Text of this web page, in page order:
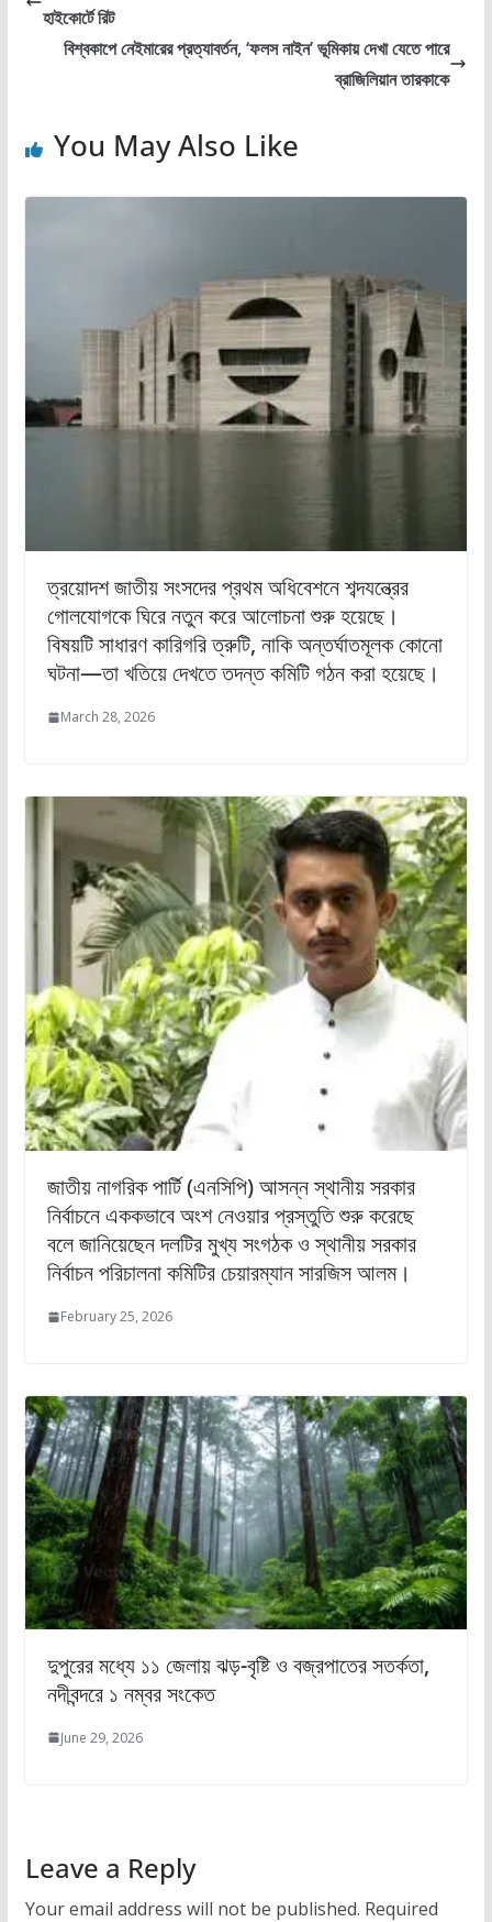
হাইকোর্টে রিট
বিশ্বকাপে নেইমারের প্রত্যাবর্তন, ‘ফলস নাইন’ ভূমিকায় দেখা যেতে পারে
ব্রাজিলিয়ান তারকাকে
You May Also Like
ত্রয়োদশ জাতীয় সংসদের প্রথম অধিবেশনে শব্দযন্ত্রের
গোলযোগকে ঘিরে নতুন করে আলোচনা শুরু হয়েছে।
বিষয়টি সাধারণ কারিগরি ত্রুটি, নাকি অন্তর্ঘাতমূলক কোনো
ঘটনা—তা খতিয়ে দেখতে তদন্ত কমিটি গঠন করা হয়েছে।
March 28, 2026
জাতীয় নাগরিক পার্টি (এনসিপি) আসন্ন স্থানীয় সরকার
নির্বাচনে এককভাবে অংশ নেওয়ার প্রস্তুতি শুরু করেছে
বলে জানিয়েছেন দলটির মুখ্য সংগঠক ও স্থানীয় সরকার
নির্বাচন পরিচালনা কমিটির চেয়ারম্যান সারজিস আলম।
February 25, 2026
দুপুরের মধ্যে ১১ জেলায় ঝড়-বৃষ্টি ও বজ্রপাতের সতর্কতা,
নদীবন্দরে ১ নম্বর সংকেত
June 29, 2026
Leave a Reply
Your email address will not be published. Required